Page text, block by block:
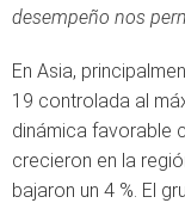
desempeño nos
En Asia,
19 controlada al
dinámica favorable
crecieron en la
bajaron un 4 %. El